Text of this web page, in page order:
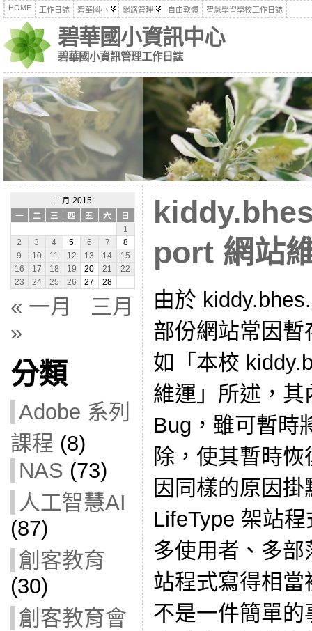
HOME 工作日誌 碧華國小 網路管理 自由軟體 智慧學習學校工作日誌
碧華國小資訊中心
碧華國小資訊管理工作日誌
二月 2015
一
二 三 四 五 六
日
1
2
3 4 5 6 7
8
9
10 11 12 13 14
15
16
17 18 19 20 21
22
23
24 25 26 27 28
« 一月
三月
»
分類
Adobe 系列
課程 (8)
NAS (73)
人工智慧AI
(87)
創客教育
(30)
創客教育會
port 網站
由於
部份網站常因
如「本校
維運」所述，
Bug，雖可暫時
除，使其暫時
因同樣的原因
LifeType 架站
多使用者、多
站程式寫得相
不是一件簡單